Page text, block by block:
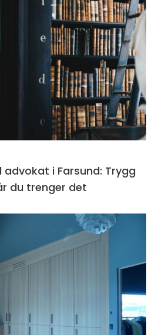
advokat i Farsund: Trygg
du trenger det